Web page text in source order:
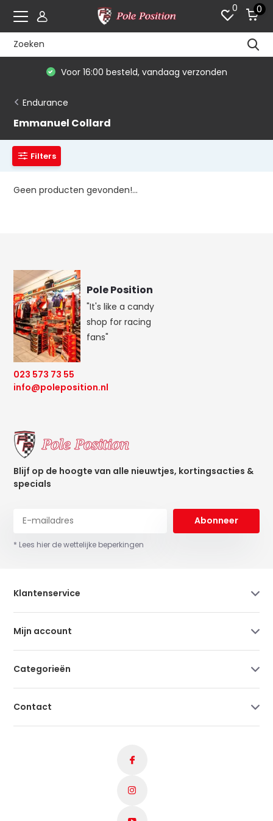
0 0
Voor 16:00 besteld, vandaag verzonden
Endurance
Emmanuel Collard
Filters
Geen producten gevonden!...
Pole Position
"It's like a candy
shop for racing
fans"
023 573 73 55
info@poleposition.nl
Blijf op de hoogte van alle nieuwtjes, kortingsacties &
specials
Abonneer
* Lees hier de wettelijke beperkingen
Klantenservice
Mijn account
Categorieën
Contact